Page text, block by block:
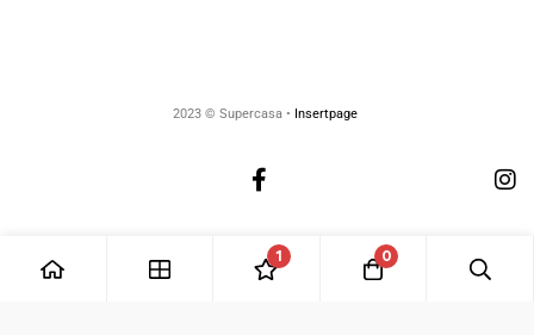
2023 © Supercasa • Insertpage
1 0